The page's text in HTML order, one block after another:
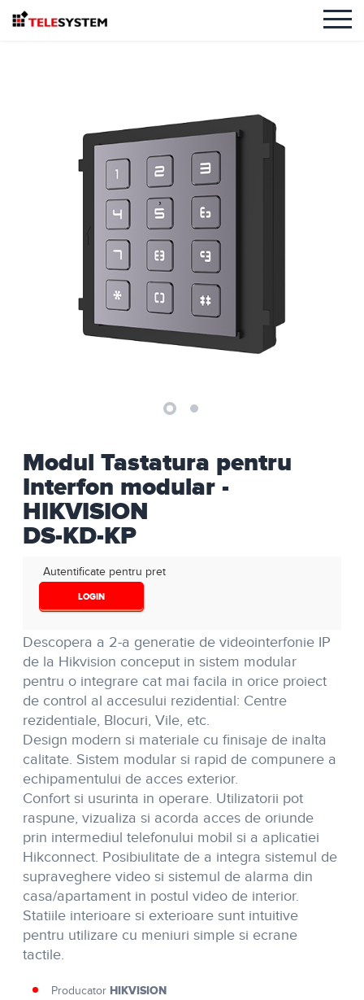
Modul Tastatura pentru
Interfon modular -
HIKVISION
DS-KD-KP
Autentificate pentru pret
LOGIN
Descopera a 2-a generatie de videointerfonie IP
de la Hikvision conceput in sistem modular
pentru o integrare cat mai facila in orice proiect
de control al accesului rezidential: Centre
rezidentiale, Blocuri, Vile, etc.
Design modern si materiale cu finisaje de inalta
calitate. Sistem modular si rapid de compunere a
echipamentului de acces exterior.
Confort si usurinta in operare. Utilizatorii pot
raspune, vizualiza si acorda acces de oriunde
prin intermediul telefonului mobil si a aplicatiei
Hikconnect. Posibiulitate de a integra sistemul de
supraveghere video si sistemul de alarma din
casa/apartament in postul video de interior.
Statiile interioare si exterioare sunt intuitive
pentru utilizare cu meniuri simple si ecrane
tactile.
Producator HIKVISION